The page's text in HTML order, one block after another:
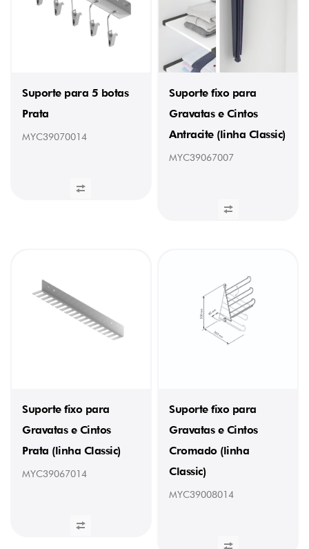
Suporte para 5 botas
Prata
MYC39070014
Suporte fixo para
Gravatas e Cintos
Antracite (linha Classic)
MYC39067007
Suporte fixo para
Gravatas e Cintos
Prata (linha Classic)
MYC39067014
Suporte fixo para
Gravatas e Cintos
Cromado (linha
Classic)
MYC39008014
PROFUNDIDADE
mm